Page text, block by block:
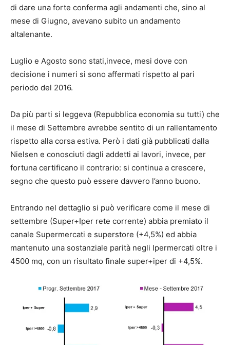
di dare una forte conferma agli andamenti che, sino al
mese di Giugno, avevano subito un andamento
altalenante.
Luglio e Agosto sono stati,invece, mesi dove con
decisione i numeri si sono affermati rispetto al pari
periodo del 2016.
Da più parti si leggeva (Repubblica economia su tutti) che
il mese di Settembre avrebbe sentito di un rallentamento
rispetto alla corsa estiva. Però i dati già pubblicati dalla
Nielsen e conosciuti dagli addetti ai lavori, invece, per
fortuna certificano il contrario: si continua a crescere,
segno che questo può essere davvero l’anno buono.
Entrando nel dettaglio si può verificare come il mese di
settembre (Super+Iper rete corrente) abbia premiato il
canale Supermercati e superstore (+4,5%) ed abbia
mantenuto una sostanziale parità negli Ipermercati oltre i
4500 mq, con un risultato finale super+iper di +4,5%.